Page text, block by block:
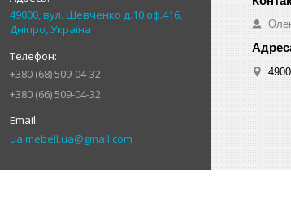
49000, вул. Шевченко д.10 оф.416,
Дніпро, Україна
+380 (68) 509-04-32
+380 (66) 509-04-32
ua.mebell.ua@gmail.com